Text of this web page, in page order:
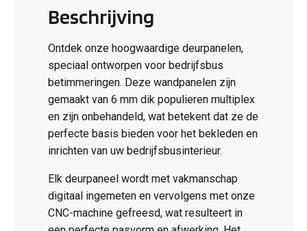
Beschrijving
Ontdek onze hoogwaardige deurpanelen,
speciaal ontworpen voor bedrijfsbus
betimmeringen. Deze wandpanelen zijn
gemaakt van 6 mm dik populieren multiplex
en zijn onbehandeld, wat betekent dat ze de
perfecte basis bieden voor het bekleden en
inrichten van uw bedrijfsbusinterieur.
Elk deurpaneel wordt met vakmanschap
digitaal ingemeten en vervolgens met onze
CNC-machine gefreesd, wat resulteert in